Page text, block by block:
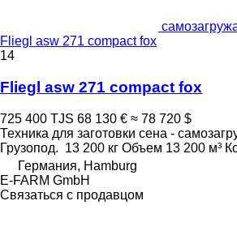
Fliegl asw 271 compact fox
14
Fliegl asw 271 compact fox
725 400 TJS 68 130 € ≈ 78 720 $
Техника для заготовки сена -
Грузопод. 13 200 кг Объем 13 200 м³
Германия, Hamburg
E-FARM GmbH
Связаться с продавцом